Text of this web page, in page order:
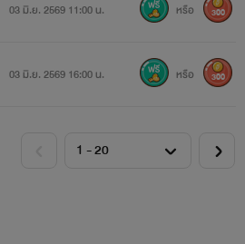
03 มิ.ย. 2569 11:00 น. หรือ 300
03 มิ.ย. 2569 16:00 น. หรือ 300